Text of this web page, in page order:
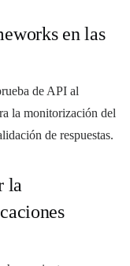
en las
de API al
la monitorización del
de respuestas.
la